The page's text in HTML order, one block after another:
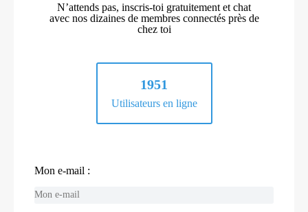
N’attends pas, inscris-toi gratuitement et chat
avec nos dizaines de membres connectés près de
chez toi
1951
Utilisateurs en ligne
Mon e-mail :